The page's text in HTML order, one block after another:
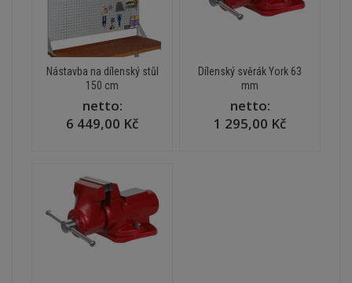
Nástavba na dílenský stůl
150 cm
netto:
6 449,00 Kč
Dílenský svěrák York 63
mm
netto:
1 295,00 Kč